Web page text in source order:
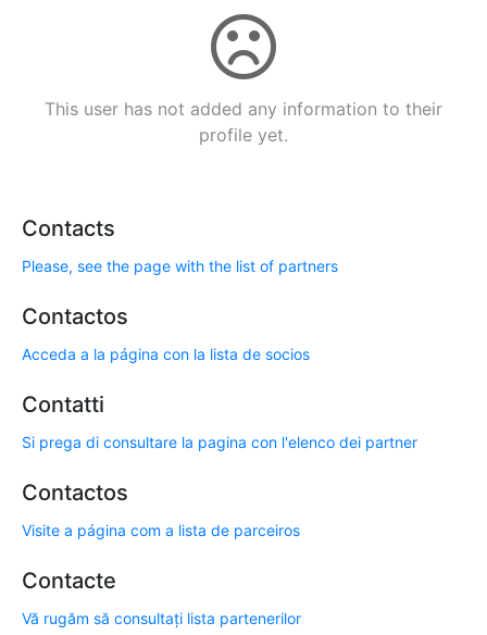
This user has not added any information to their
profile yet.
Contacts
Please, see the page with the list of partners
Contactos
Acceda a la página con la lista de socios
Contatti
Si prega di consultare la pagina con l'elenco dei partner
Contactos
Visite a página com a lista de parceiros
Contacte
Vă rugăm să consultați lista partenerilor